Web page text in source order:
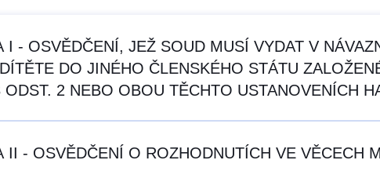
I - OSVĚDČENÍ, JEŽ SOUD MUSÍ VYDAT V
DO JINÉHO ČLENSKÉHO STÁTU
2 NEBO OBOU TĚCHTO USTANOVENÍCH
II - OSVĚDČENÍ O ROZHODNUTÍCH VE VĚCECH